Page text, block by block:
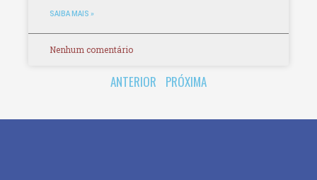
SAIBA MAIS »
Nenhum comentário
ANTERIOR PRÓXIMA